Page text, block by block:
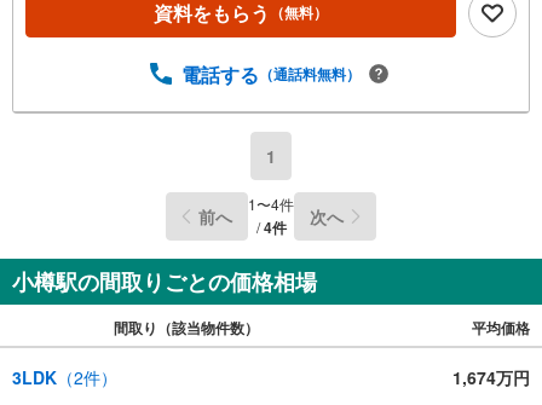
資料をもらう （無料）
電話する （通話料無料）
1
前へ 1〜4件
/4件 次へ
小樽駅の間取りごとの価格相場
間取り（該当物件数） 平均価格
3LDK （2件） 1,674万円